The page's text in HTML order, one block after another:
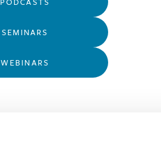
SEMINARS
WEBINARS